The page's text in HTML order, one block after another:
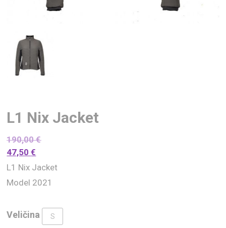
L1 Nix Jacket
190,00€
47,50€
L1 Nix Jacket
Model 2021
Veličina S